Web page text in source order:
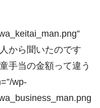
から聞いたのです
手当の金額って違う
wp-